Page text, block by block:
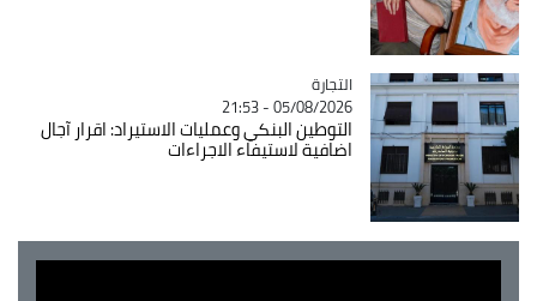
Catégorie
التجارة
05/08/2026 - 21:53
التوطين البنكي وعمليات الاستيراد: اقرار آجال
اضافية لاستيفاء الاجراءات